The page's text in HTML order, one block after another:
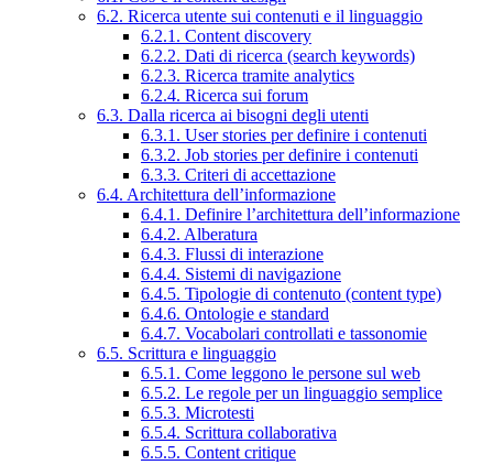
6.2. Ricerca utente sui contenuti e il linguaggio
6.2.1. Content discovery
6.2.2. Dati di ricerca (search keywords)
6.2.3. Ricerca tramite analytics
6.2.4. Ricerca sui forum
6.3. Dalla ricerca ai bisogni degli utenti
6.3.1. User stories per definire i contenuti
6.3.2. Job stories per definire i contenuti
6.3.3. Criteri di accettazione
6.4. Architettura dell’informazione
6.4.1. Definire l’architettura dell’informazione
6.4.2. Alberatura
6.4.3. Flussi di interazione
6.4.4. Sistemi di navigazione
6.4.5. Tipologie di contenuto (content type)
6.4.6. Ontologie e standard
6.4.7. Vocabolari controllati e tassonomie
6.5. Scrittura e linguaggio
6.5.1. Come leggono le persone sul web
6.5.2. Le regole per un linguaggio semplice
6.5.3. Microtesti
6.5.4. Scrittura collaborativa
6.5.5. Content critique